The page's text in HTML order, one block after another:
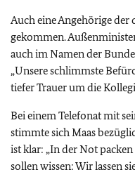
Auch eine Angehörige der
gekommen.
auch im Namen der
„Unsere schlimmste
tiefer Trauer um die
Bei einem Telefonat mit
stimmte sich Maas
ist klar: „In der Not
sollen wissen: Wir lassen